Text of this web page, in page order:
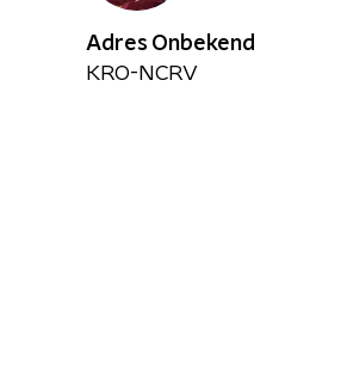
Adres Onbekend
KRO-NCRV